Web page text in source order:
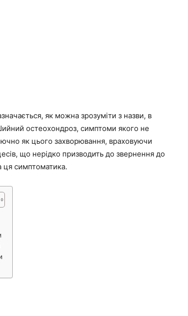
як можна зрозуміти з назви, в
остеохондроз, симптоми якого не
як цього захворювання, враховуючи
що нерідко призводить до звернення до
ця симптоматика.